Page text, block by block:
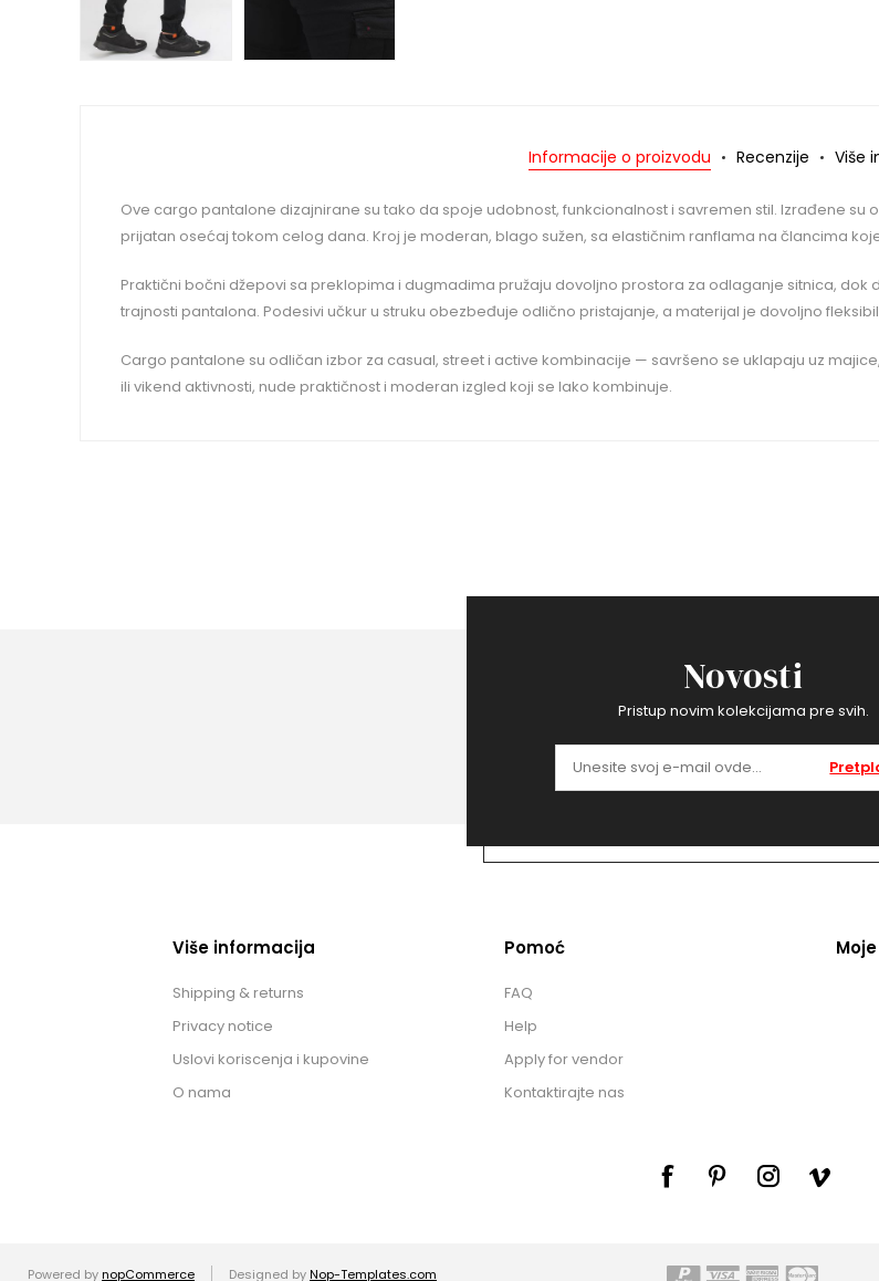
Informacije o proizvodu Recenzije Više
Ove cargo pantalone dizajnirane su tako da spoje udobnost, funkcionalnost i savremen stil. Izrađene
prijatan osećaj tokom celog dana. Kroj je moderan, blago sužen, sa elastičnim ranflama na člancima
Praktični bočni džepovi sa preklopima i dugmadima pružaju dovoljno prostora za odlaganje sitnica,
trajnosti pantalona. Podesivi učkur u struku obezbeđuje odlično pristajanje, a materijal je dovoljno
Cargo pantalone su odličan izbor za casual, street i active kombinacije — savršeno se uklapaju uz
ili vikend aktivnosti, nude praktičnost i moderan izgled koji se lako kombinuje.
Novosti
Pristup novim kolekcijama pre svih.
Više informacija
Shipping & returns
Privacy notice
Uslovi koriscenja i kupovine
O nama
Pomoć
FAQ
Help
Apply for vendor
Kontaktirajte nas
Powered by nopCommerce Designed by Nop-Templates.com